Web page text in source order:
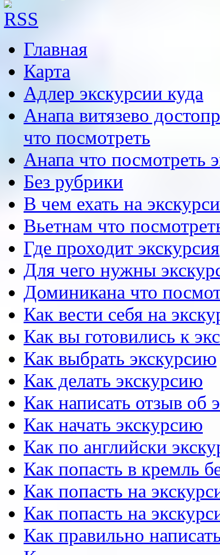
Главная
Карта
Адлер экскурсии куда
Анапа витязево
что посмотреть
Анапа что посмотреть
Без рубрики
В чем ехать на
Вьетнам что
Где проходит экскурсия
Для чего нужны
Доминикана что
Как вести себя на
Как вы готовились к
Как выбрать экскурсию
Как делать экскурсию
Как написать отзыв об
Как начать экскурсию
Как по английски
Как попасть в кремль
Как попасть на
Как попасть на
Как правильно